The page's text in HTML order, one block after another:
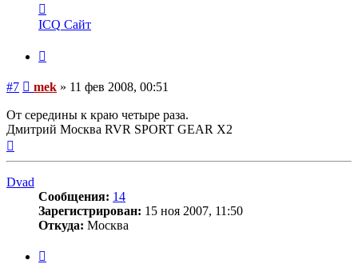
информация
пользователя
ICQ Сайт
#7 Сообщение
mek » 11 фев 2008, 00:51
От середины к краю четыре раза.
Дмитрий Москва RVR SPORT GEAR X2
Dvad
Сообщения: 14
Зарегистрирован: 15 ноя 2007, 11:50
Откуда: Москва